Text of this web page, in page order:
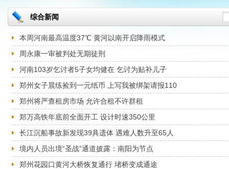
综合新闻
本周河南最高温度37℃ 黄河以南开启降雨模式
周永康一审被判处无期徒刑
河南103岁乞讨者5子女均健在 乞讨为贴补儿子
郑州女子晨练捡到一元纸币 上写我被绑架请报110
郑州将严查租房市场 允许合租不许群租
郑万高铁年底前全面开工 设计时速350公里
长江沉船事故新发现39具遗体 遇难人数升至65人
境内人员出境“圣战”通道披露：南阳为节点
郑州花园口黄河大桥恢复通行 堵桥变成通途